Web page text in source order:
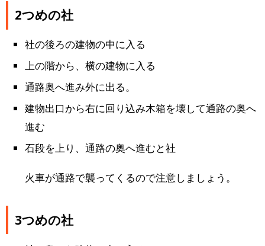
2つめの社
社の後ろの建物の中に入る
上の階から、横の建物に入る
通路奥へ進み外に出る。
建物出口から右に回り込み木箱を壊して通路の奥へ
進む
石段を上り、通路の奥へ進むと社
火車が通路で襲ってくるので注意しましょう。
3つめの社